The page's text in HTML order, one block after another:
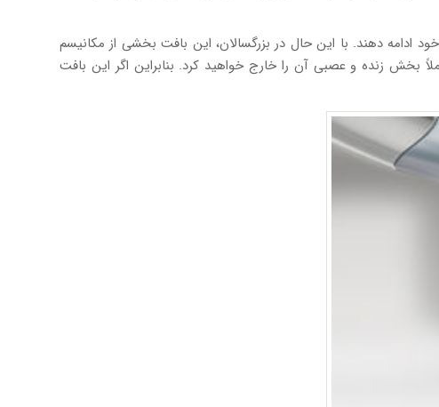
ادامه دهند. با این حال در بزرگسالان، این بافت بخشی از مکانیسم
بخش زنده و عصبی آن را خارج خواهید کرد. بنابراین اگر این بافت